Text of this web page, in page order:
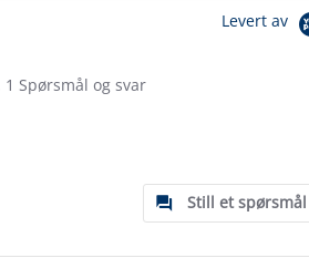
Levert av
Spørsmål og svar
Still et spørsmål